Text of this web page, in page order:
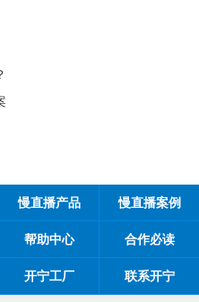
慢直播产品 慢直播案例
帮助中心 合作必读
开宁工厂 联系开宁